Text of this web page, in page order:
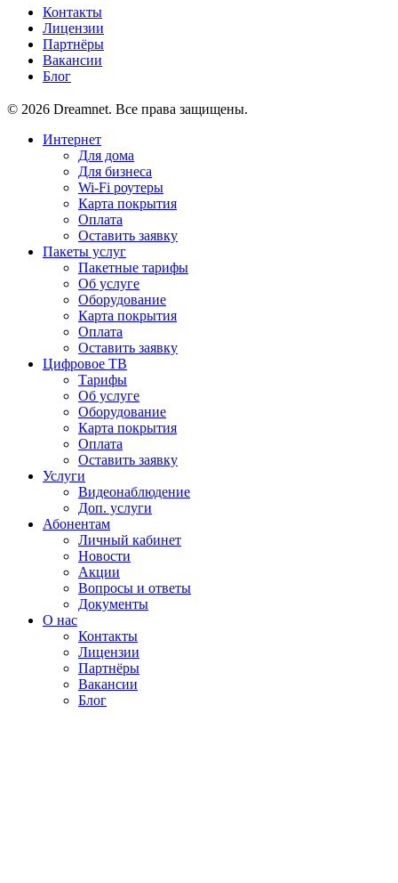
Контакты
Лицензии
Партнёры
Вакансии
Блог
© 2026 Dreamnet. Все права защищены.
Интернет
Для дома
Для бизнеса
Wi-Fi роутеры
Карта покрытия
Оплата
Оставить заявку
Пакеты услуг
Пакетные тарифы
Об услуге
Оборудование
Карта покрытия
Оплата
Оставить заявку
Цифровое ТВ
Тарифы
Об услуге
Оборудование
Карта покрытия
Оплата
Оставить заявку
Услуги
Видеонаблюдение
Доп. услуги
Абонентам
Личный кабинет
Новости
Акции
Вопросы и ответы
Документы
О нас
Контакты
Лицензии
Партнёры
Вакансии
Блог